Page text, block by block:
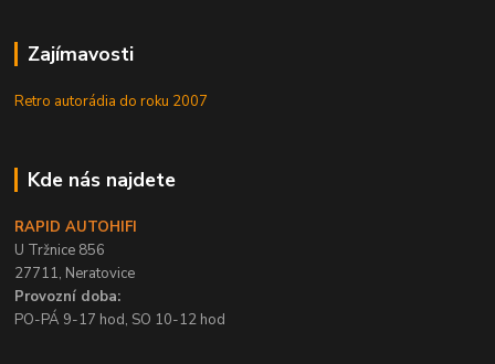
Zajímavosti
Retro autorádia do roku 2007
Kde nás najdete
RAPID AUTOHIFI
U Tržnice 856
27711, Neratovice
Provozní doba:
PO-PÁ 9-17 hod, SO 10-12 hod